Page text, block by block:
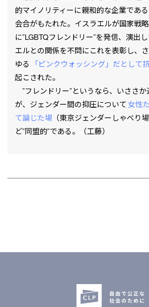
的マイノリティーに親和的な企業であ
会合がもたれた。イスラエルが国家戦
に”LGBTQフレンドリー”を発信、演出
エルとの関係を不問にこれを表彰し、
ゆる
「ピンクウォッシング」だとして
起こされた。
”フレンドリー”というなら、いささか
が、ジェンダー間の抑圧について 女性
て論じた場 （東京ジェンダーしゃべり
ど”同盟的”である。（工藤）